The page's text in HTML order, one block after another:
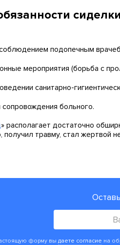
подопечным
мероприятия (борьба с
санитарно-
больного.
» располагает достаточно
травму, стал жертвой
форму выдаете согласие на